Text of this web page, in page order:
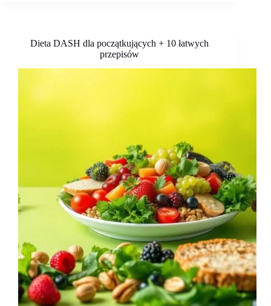
Dieta DASH dla początkujących + 10 łatwych
przepisów